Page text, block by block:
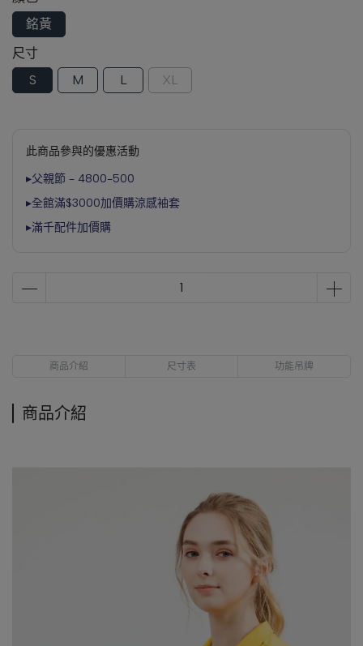
銘黃
尺寸
S
M L XL
此商品參與的優惠活動
▸父親節 - 4800-500
▸全館滿$3000加價購涼感袖套
▸滿千配件加價購
商品介紹 尺寸表 功能吊牌
商品介紹